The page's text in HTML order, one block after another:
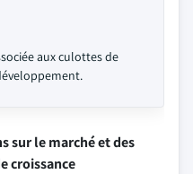
aux culottes de
sur le marché et des
croissance